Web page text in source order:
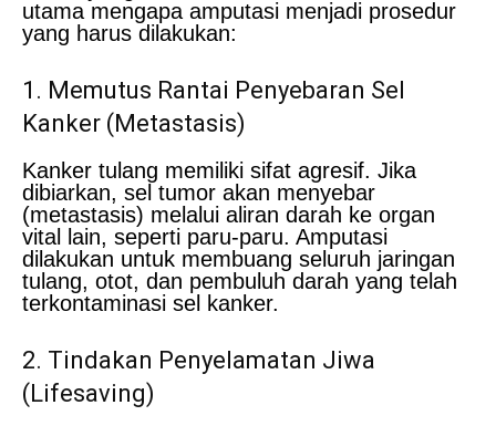
utama mengapa amputasi menjadi prosedur
yang harus dilakukan:
1. Memutus Rantai Penyebaran Sel
Kanker (Metastasis)
Kanker tulang memiliki sifat agresif. Jika
dibiarkan, sel tumor akan menyebar
(metastasis) melalui aliran darah ke organ
vital lain, seperti paru-paru. Amputasi
dilakukan untuk membuang seluruh jaringan
tulang, otot, dan pembuluh darah yang telah
terkontaminasi sel kanker.
2. Tindakan Penyelamatan Jiwa
(Lifesaving)